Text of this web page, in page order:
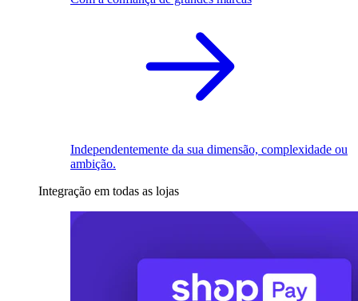
Independentemente da sua dimensão, complexidade ou
ambição.
Integração em todas as lojas